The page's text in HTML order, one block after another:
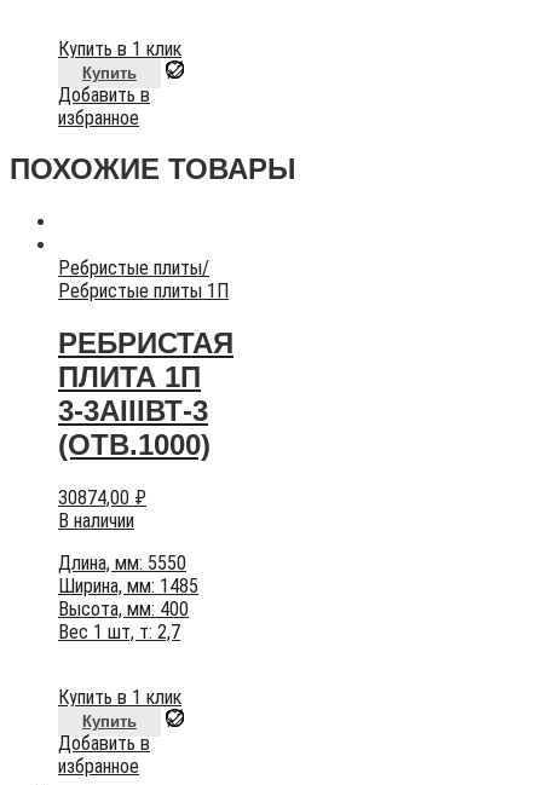
Купить в 1 клик
Купить
Добавить в
избранное
ПОХОЖИЕ ТОВАРЫ
Ребристые плиты/
Ребристые плиты 1П
РЕБРИСТАЯ
ПЛИТА 1П
3-3АIIIВТ-3
(ОТВ.1000)
30874,00 ₽
В наличии
Длина, мм: 5550
Ширина, мм: 1485
Высота, мм: 400
Вес 1 шт, т: 2,7
Купить в 1 клик
Купить
Добавить в
избранное